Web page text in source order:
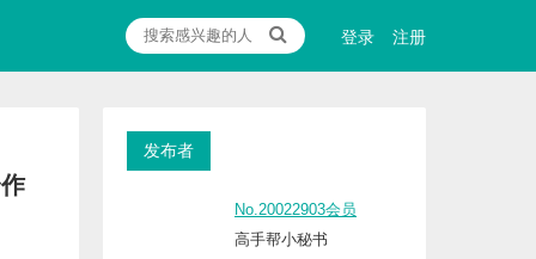
登录 注册
发布者
No.20022903会员
高手帮小秘书